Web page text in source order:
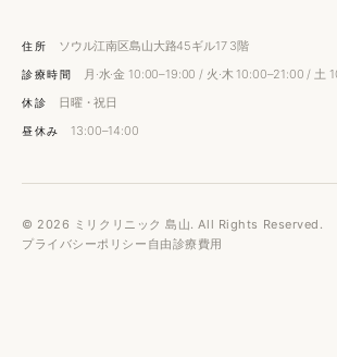
住所 ソウル江南区島山大路45ギル17 3階
診療時間 月·水·金 10:00–19:00 / 火·木 10:00–21:00 / 土
休診 日曜・祝日
昼休み 13:00–14:00
© 2026 ミリクリニック 島山. All Rights Reserved.
プライバシーポリシー 自由診療費用